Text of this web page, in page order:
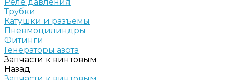
Трубки
Катушки и разъёмы
Пневмоцилиндры
Фитинги
Генераторы азота
Запчасти к винтовым
Назад